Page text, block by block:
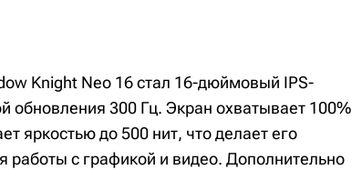
Knight Neo 16 стал 16-дюймовый IPS-
обновления 300 Гц. Экран охватывает 100%
яркостью до 500 нит, что делает его
работы с графикой и видео. Дополнительно